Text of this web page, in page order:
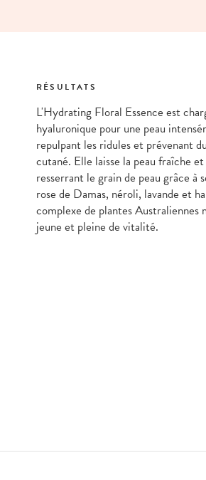
RÉSULTATS
L'Hydrating Floral Essence est
hyaluronique pour une peau
repulpant les ridules et prévenant
cutané. Elle laisse la peau fraîche
resserrant le grain de peau grâce à
rose de Damas, néroli, lavande et
complexe de plantes Australiennes
jeune et pleine de vitalité.